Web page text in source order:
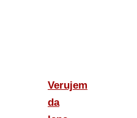
Verujem
da